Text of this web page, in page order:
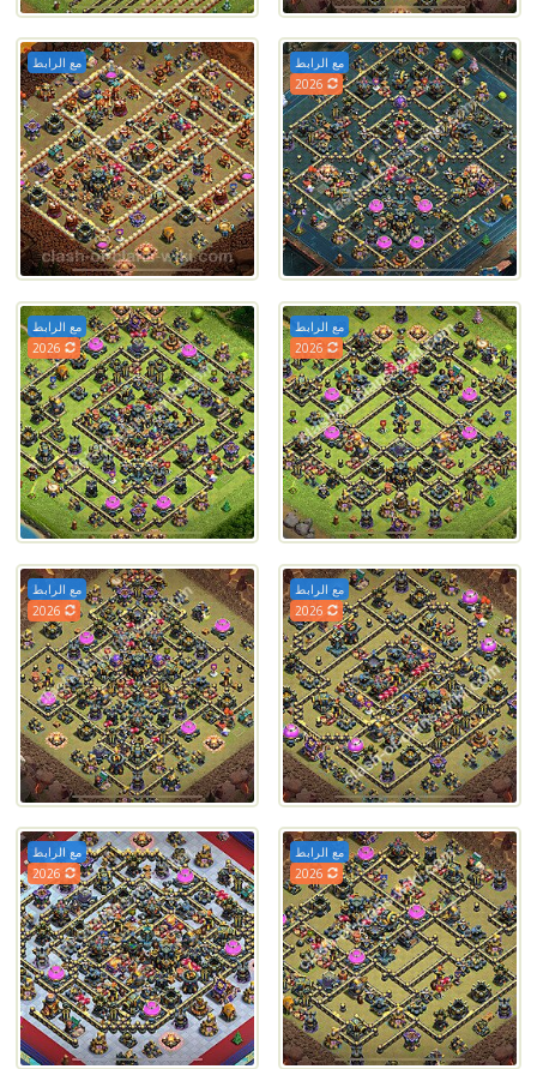
مع الرابط
2026
مع الرابط
مع الرابط
2026
مع الرابط
مع الرابط
2026
مع الرابط
مع الرابط
2026
مع الرابط